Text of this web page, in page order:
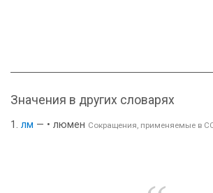
Значения в других словарях
лм — • люмен Сокращения, применяемые в